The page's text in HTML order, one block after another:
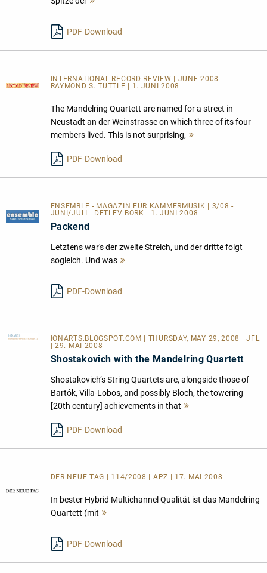
PDF-Download
INTERNATIONAL RECORD REVIEW | JUNE 2008 |
RAYMOND S. TUTTLE | 1. JUNI 2008
The Mandelring Quartett are named for a street in
Neustadt an der Weinstrasse on which three of its four
members lived. This is not surprising,
PDF-Download
ENSEMBLE - MAGAZIN FÜR KAMMERMUSIK | 3/08 -
JUNI/JULI | DETLEV BORK | 1. JUNI 2008
Packend
Letztens war's der zweite Streich, und der dritte folgt
sogleich. Und was
PDF-Download
IONARTS.BLOGSPOT.COM | THURSDAY, MAY 29, 2008 | JFL
| 29. MAI 2008
Shostakovich with the Mandelring Quartett
Shostakovich’s String Quartets are, alongside those of
Bartók, Villa-Lobos, and possibly Bloch, the towering
[20th century] achievements in that
PDF-Download
DER NEUE TAG | 114/2008 | APZ | 17. MAI 2008
In bester Hybrid Multichannel Qualität ist das Mandelring
Quartett (mit
PDF-Download